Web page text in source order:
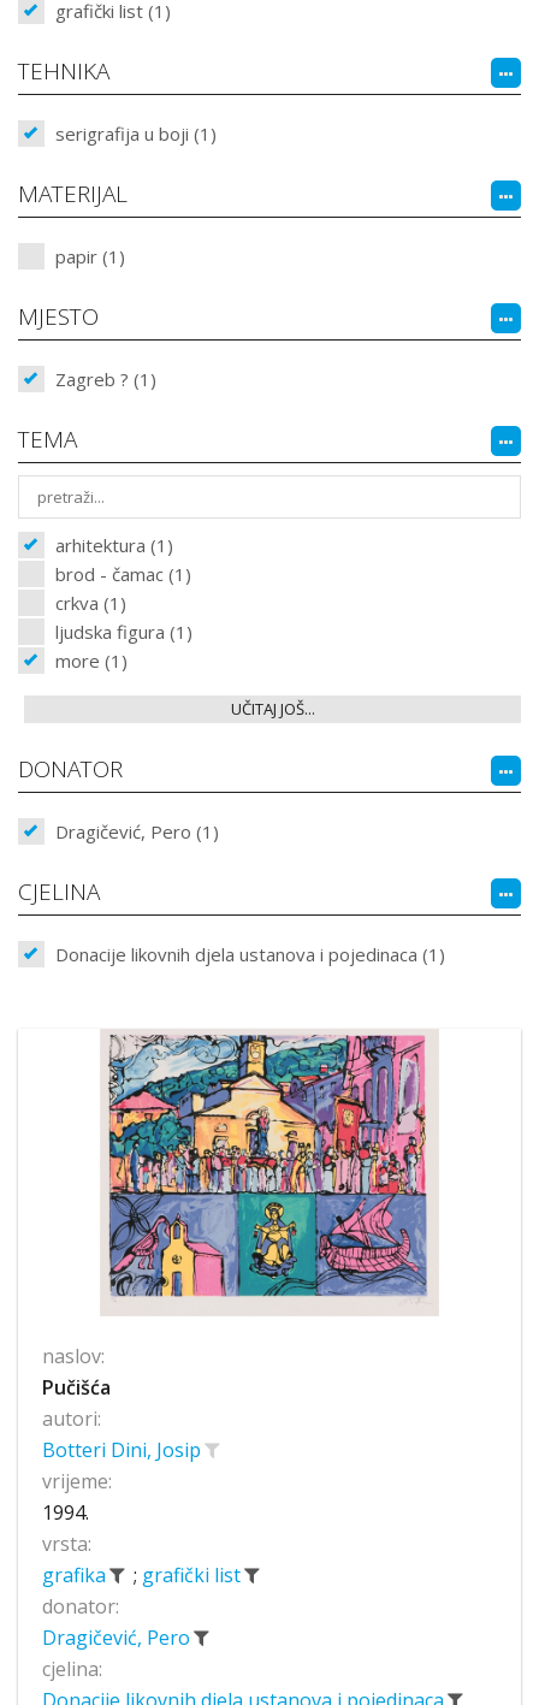
grafički list (1)
TEHNIKA
serigrafija u boji (1)
MATERIJAL
papir (1)
MJESTO
Zagreb ? (1)
TEMA
arhitektura (1)
brod - čamac (1)
crkva (1)
ljudska figura (1)
more (1)
UČITAJ JOŠ...
DONATOR
Dragičević, Pero (1)
CJELINA
Donacije likovnih djela ustanova i pojedinaca (1)
naslov:
Pučišća
autori:
Botteri Dini, Josip
vrijeme:
1994.
vrsta:
grafika
; grafički list
donator:
Dragičević, Pero
cjelina: